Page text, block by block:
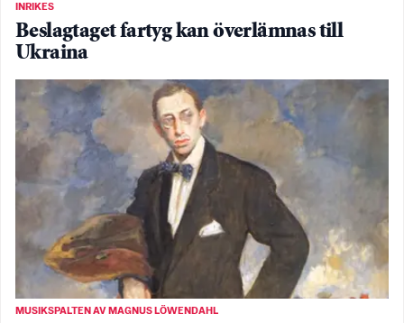
INRIKES
Beslagtaget fartyg kan överlämnas till
Ukraina
MUSIKSPALTEN AV MAGNUS LÖWENDAHL